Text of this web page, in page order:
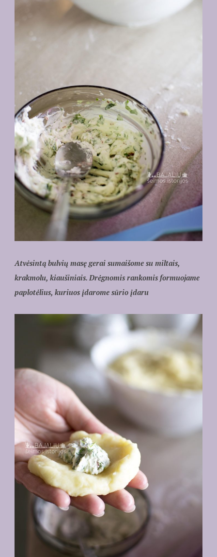
Atvėsintą bulvių masę gerai sumaišome su miltais,
krakmolu, kiaušiniais. Drėgnomis rankomis formuojame
paplotėlius, kuriuos įdarome sūrio įdaru